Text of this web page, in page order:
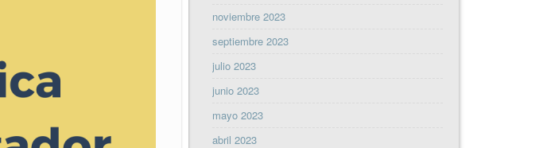
noviembre 2023
septiembre 2023
julio 2023
junio 2023
mayo 2023
abril 2023